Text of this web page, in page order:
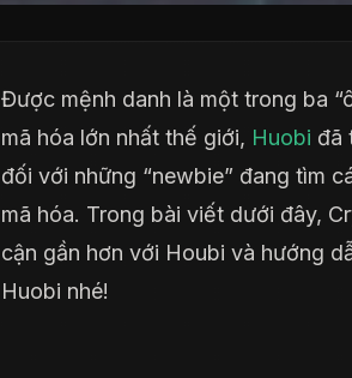
Được mệnh danh là một trong ba
mã hóa lớn nhất thế giới, Huobi đã
đối với những “newbie” đang tìm
mã hóa. Trong bài viết dưới đây,
cận gần hơn với Houbi và hướng
Huobi nhé!